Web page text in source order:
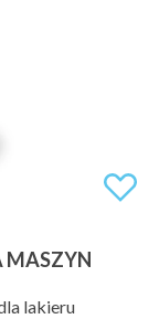
MASZYN
lakieru